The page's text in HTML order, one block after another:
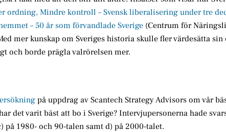
ordning, Mindre kontroll – Svensk liberalisering under tre
– 50 år som förvandlade Sverige (Centrum för
mer kunskap om Sveriges historia skulle fler värdesätta sin
och borde prägla valrörelsen mer.
på uppdrag av Scantech Strategy Advisors om vår
det varit bäst att bo i Sverige? Intervjupersonerna hade
på 1980- och 90-talen samt d) på 2000-talet.